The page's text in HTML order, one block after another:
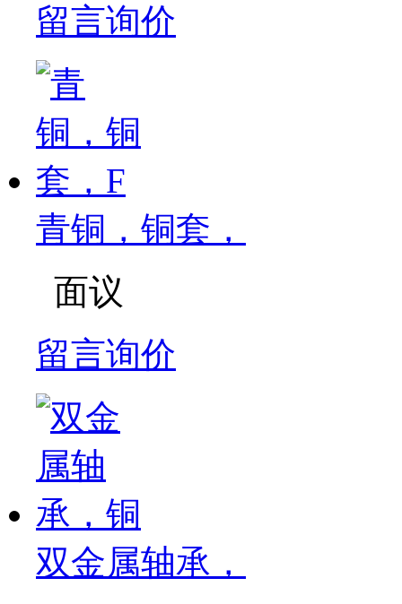
留言询价
青铜，铜套，
面议
留言询价
双金属轴承，